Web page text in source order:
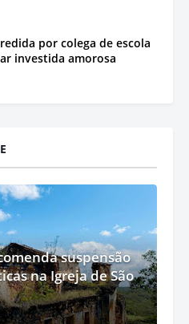
por colega de escola
investida amorosa
suspensão
na Igreja de São